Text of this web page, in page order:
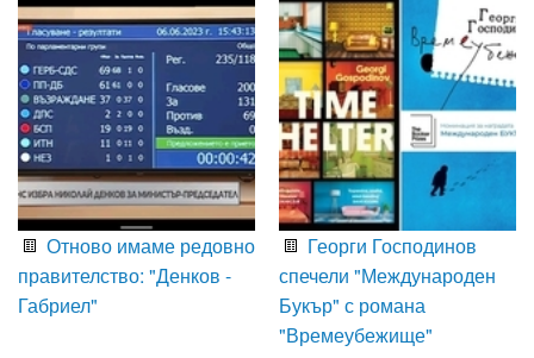
Отново имаме редовно
правителство: "Денков -
Габриел"
Георги Господинов
спечели "Международен
Букър" с романа
"Времеубежище"